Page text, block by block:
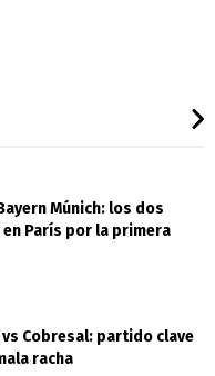
Múnich: los dos
París por la primera
Cobresal: partido clave
racha